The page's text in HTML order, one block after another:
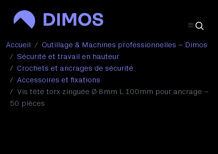
Accueil
Outillage & Machines professionnelles – Dimos
Sécurité et travail en hauteur
Crochets et ancrages de sécurité
Accessoires et fixations
Vis tête torx zinguée Ø 8mm L 100mm pour ancrage –
50 pièces